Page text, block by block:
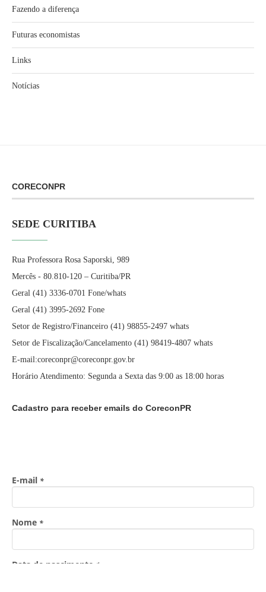
Fazendo a diferença
Futuras economistas
Links
Notícias
CORECONPR
SEDE CURITIBA
Rua Professora Rosa Saporski, 989
Mercês - 80.810-120 – Curitiba/PR
Geral (41) 3336-0701 Fone/whats
Geral (41) 3995-2692 Fone
Setor de Registro/Financeiro (41) 98855-2497 whats
Setor de Fiscalização/Cancelamento (41) 98419-4807 whats
E-mail:coreconpr@coreconpr.gov.br
Horário Atendimento: Segunda a Sexta das 9:00 as 18:00 horas
Cadastro para receber emails do CoreconPR